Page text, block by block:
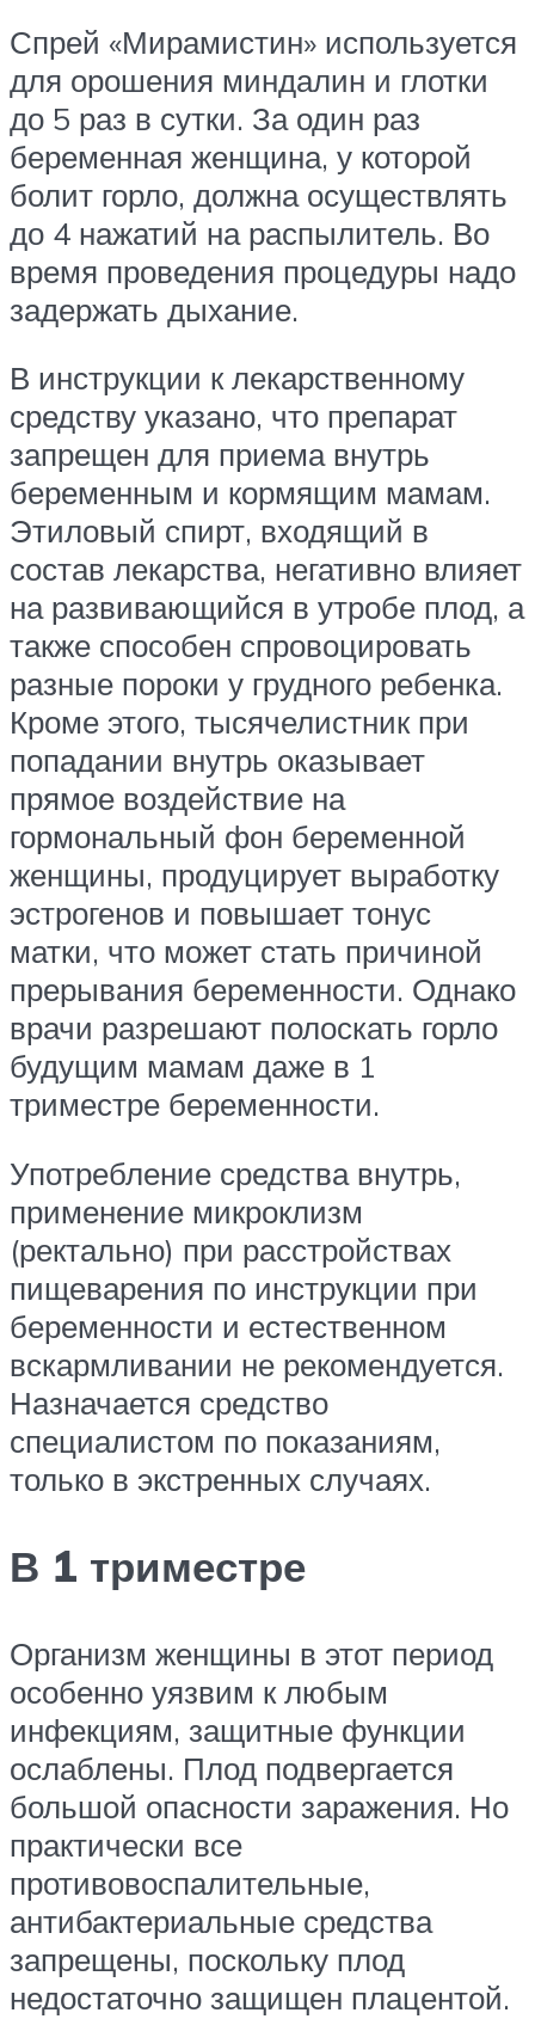
Спрей «Мирамистин» используется
для орошения миндалин и глотки
до 5 раз в сутки. За один раз
беременная женщина, у которой
болит горло, должна осуществлять
до 4 нажатий на распылитель. Во
время проведения процедуры надо
задержать дыхание.
В инструкции к лекарственному
средству указано, что препарат
запрещен для приема внутрь
беременным и кормящим мамам.
Этиловый спирт, входящий в
состав лекарства, негативно влияет
на развивающийся в утробе плод, а
также способен спровоцировать
разные пороки у грудного ребенка.
Кроме этого, тысячелистник при
попадании внутрь оказывает
прямое воздействие на
гормональный фон беременной
женщины, продуцирует выработку
эстрогенов и повышает тонус
матки, что может стать причиной
прерывания беременности. Однако
врачи разрешают полоскать горло
будущим мамам даже в 1
триместре беременности.
Употребление средства внутрь,
применение микроклизм
(ректально) при расстройствах
пищеварения по инструкции при
беременности и естественном
вскармливании не рекомендуется.
Назначается средство
специалистом по показаниям,
только в экстренных случаях.
В 1 триместре
Организм женщины в этот период
особенно уязвим к любым
инфекциям, защитные функции
ослаблены. Плод подвергается
большой опасности заражения. Но
практически все
противовоспалительные,
антибактериальные средства
запрещены, поскольку плод
недостаточно защищен плацентой.